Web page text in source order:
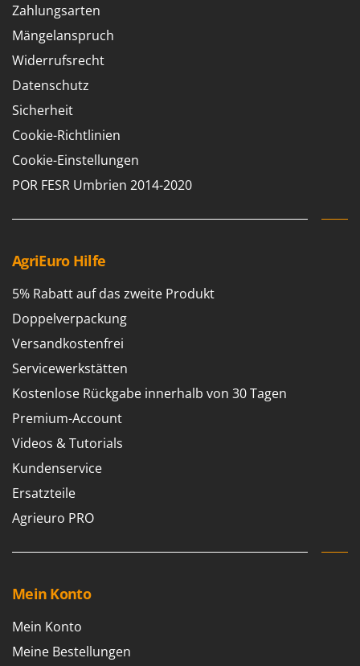
Spiralmac
Spring Protezione
Spyro
Stanley
Stiga
Stocker
Sunseeker
Tellarini Pompe
Telwin
Tenco
Trotec
Troy-Bilt
U
Udor
Unger
V
Verdemax
Vesco
Volpi
Zahlungsarten
Mängelanspruch
Widerrufsrecht
Datenschutz
Sicherheit
Cookie-Richtlinien
Cookie-Einstellungen
POR FESR Umbrien 2014-2020
AgriEuro Hilfe
5% Rabatt auf das zweite Produkt
Doppelverpackung
Versandkostenfrei
Servicewerkstätten
Kostenlose Rückgabe innerhalb von 30 Tagen
Premium-Account
Videos & Tutorials
Kundenservice
Ersatzteile
Agrieuro PRO
Mein Konto
Mein Konto
Meine Bestellungen